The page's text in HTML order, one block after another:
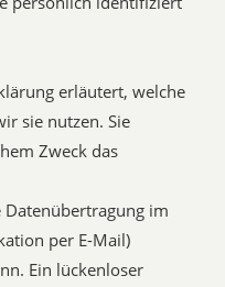
erläutert, welche
sie nutzen. Sie
Zweck das
im
per E-Mail)
Ein lückenloser